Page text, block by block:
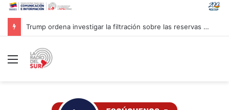
Trump ordena investigar la filtración sobre las reservas de municiones
Menú